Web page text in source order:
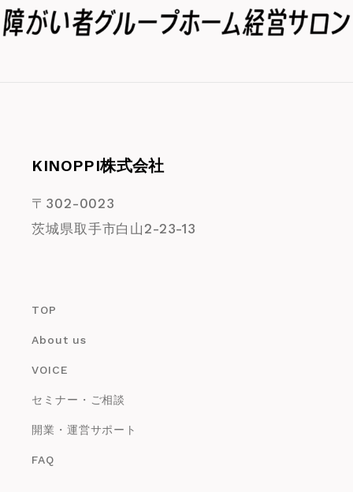
KINOPPI株式会社
〒302-0023
茨城県取手市白山2-23-13
TOP
About us
VOICE
セミナー・ご相談
開業・運営サポート
FAQ